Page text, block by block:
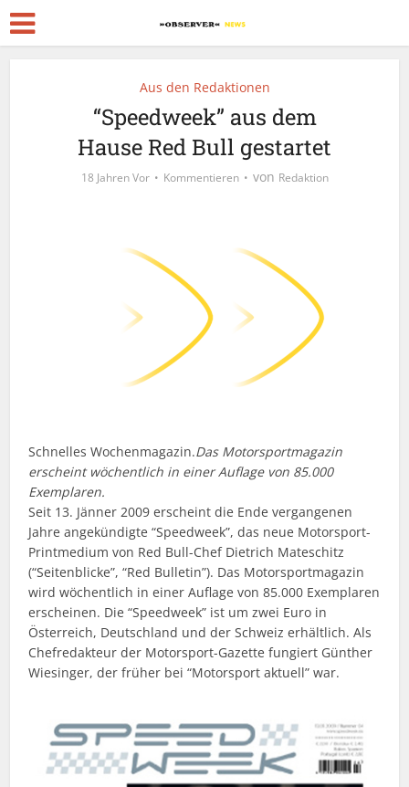
Aus den Redaktionen
“Speedweek” aus dem
Hause Red Bull gestartet
18 Jahren Vor Kommentieren von Redaktion
Schnelles Wochenmagazin.Das Motorsportmagazin
erscheint wöchentlich in einer Auflage von 85.000
Exemplaren.
Seit 13. Jänner 2009 erscheint die Ende vergangenen
Jahre angekündigte “Speedweek”, das neue Motorsport-
Printmedium von Red Bull-Chef Dietrich Mateschitz
(“Seitenblicke”, “Red Bulletin”). Das Motorsportmagazin
wird wöchentlich in einer Auflage von 85.000 Exemplaren
erscheinen. Die “Speedweek” ist um zwei Euro in
Österreich, Deutschland und der Schweiz erhältlich. Als
Chefredakteur der Motorsport-Gazette fungiert Günther
Wiesinger, der früher bei “Motorsport aktuell” war.